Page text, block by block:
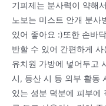
기피제는 분사력이 약해
노보는 미스트 안개 분사
있어 좋아요 :)또한 손바
반할 수 있어 간편하게
유치원 가방에 넣어두고
시, 등산 시 등 외부 활동
있는 성분 덕분에 피부에